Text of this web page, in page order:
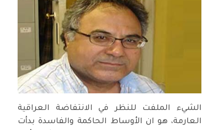
الشيء الملفت للنظر في الانتفاضة العراقية
العارمة، هو ان الأوساط الحاكمة والفاسدة بدأت